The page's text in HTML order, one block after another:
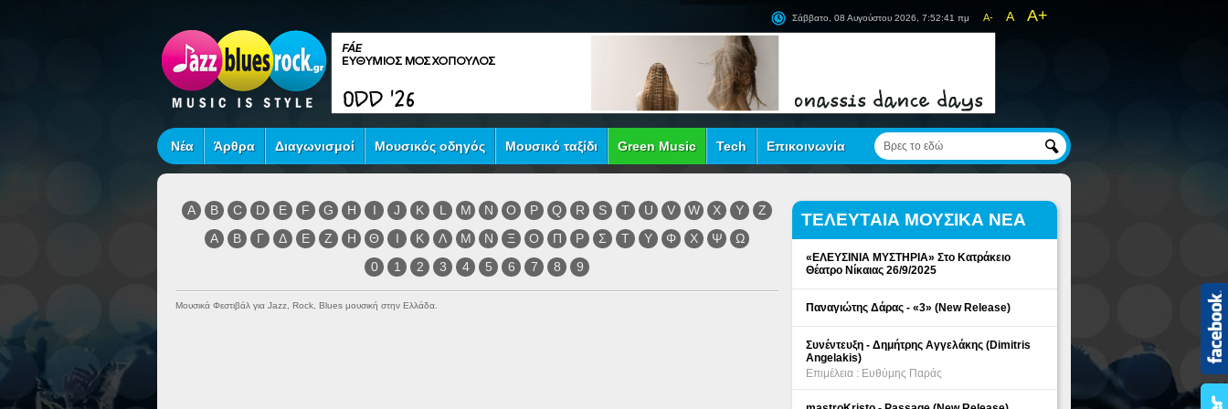
A- A A+
Σάββατο, 08 Αυγούστου 2026, 7:52:41 πμ
Νέα Άρθρα Διαγωνισμοί Μουσικός οδηγός Μουσικό ταξίδι Green Music Tech Επικοινωνία
A B C D E F G H I J K L M N O P Q R S T U V W X Y
Z
Α
Β Γ Δ Ε Ζ Η Θ Ι Κ Λ Μ Ν Ξ Ο Π Ρ Σ Τ Υ Φ Χ Ψ
Ω
0
1 2 3 4 5 6 7 8 9
Μουσικά Φεστιβάλ για Jazz, Rock, Blues μουσική στην Ελλάδα.
ΤΕΛΕΥΤΑΙΑ ΜΟΥΣΙΚΑ ΝΕΑ
«ΕΛΕΥΣΙΝΙΑ ΜΥΣΤΗΡΙΑ» Στο Κατράκειο
Θέατρο Νίκαιας 26/9/2025
Παναγιώτης Δάρας - «3» (New Release)
Συνέντευξη - Δημήτρης Αγγελάκης (Dimitris
Angelakis)
Επιμέλεια : Ευθύμης Παράς